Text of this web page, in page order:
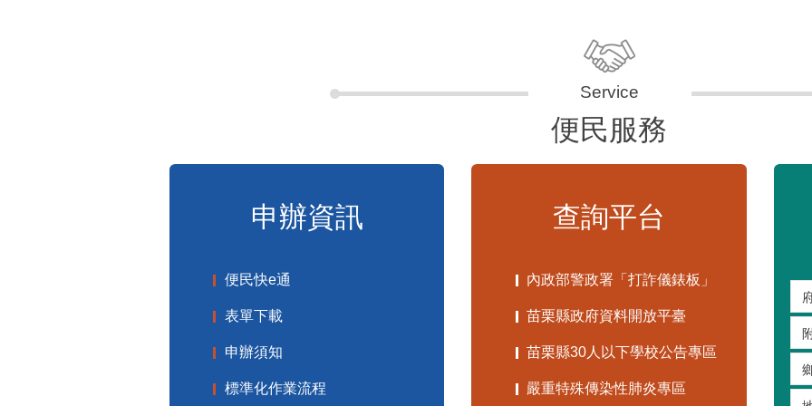
便民服務
申辦資訊
便民快e通
表單下載
申辦須知
標準化作業流程
查詢平台
內政部警政署「打詐儀錶板」
苗栗縣政府資料開放平臺
苗栗縣30人以下學校公告專區
嚴重特殊傳染性肺炎專區